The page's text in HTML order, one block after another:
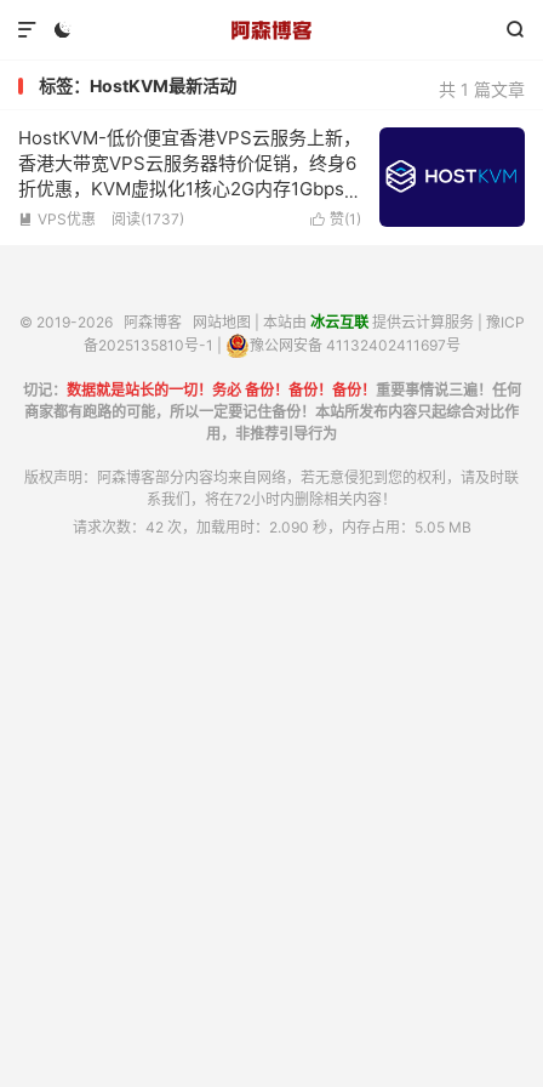
 

共 1 篇文章
标签：HostKVM最新活动
HostKVM-低价便宜香港VPS云服务上新，
香港大带宽VPS云服务器特价促销，终身6
折优惠，KVM虚拟化1核心2G内存1Gbps
带宽低至5.1美元/月
 赞(1 )
 VPS优惠 阅读(1737)
© 2019-2026 阿森博客 网站地图 | 本站由 冰云互联提供云计算服务 | 豫ICP
备2025135810号-1
豫公网安备 41132402411697号
切记： 数据就是站长的一切！务必 备份！备份！备份！ 重要事情说三遍！任何
商家都有跑路的可能，所以一定要记住备份！本站所发布内容只起综合对比作
用，非推荐引导行为
版权声明：阿森博客部分内容均来自网络，若无意侵犯到您的权利，请及时联
系我们，将在72小时内删除相关内容！
请求次数：42 次，加载用时：2.090 秒，内存占用：5.05 MB